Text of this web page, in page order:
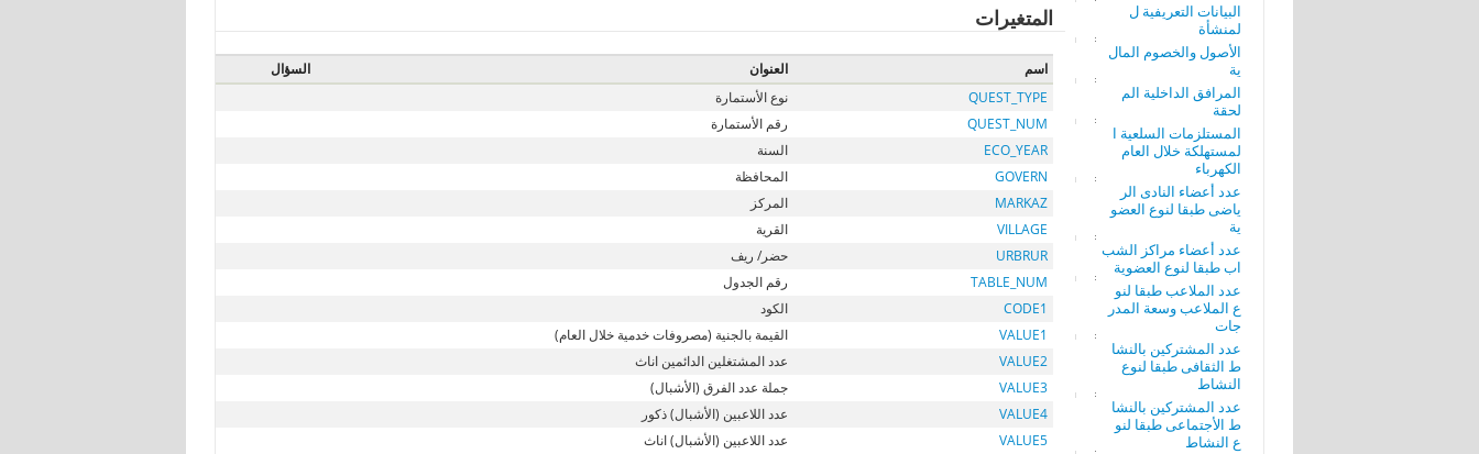
البيانات التعريفية ل
لمنشأة
الأصول والخصوم المال
ية
المرافق الداخلية الم
لحقة
المستلزمات السلعية ا
لمستهلكة خلال العام
الكهرباء
عدد أعضاء النادى الر
ياضى طبقا لنوع العضو
ية
عدد أعضاء مراكز الشب
اب طبقا لنوع العضوية
عدد الملاعب طبقا لنو
ع الملاعب وسعة المدر
جات
عدد المشتركين بالنشا
ط الثقافى طبقا لنوع
النشاط
عدد المشتركين بالنشا
ط الأجتماعى طبقا لنو
ع النشاط
المتغيرات
اسم العنوان
السؤال
QUEST_TYPE
نوع الأستمارة
QUEST_NUM
رقم الأستمارة
ECO_YEAR
السنة
GOVERN
المحافظة
MARKAZ
المركز
VILLAGE
القرية
URBRUR
حضر/ ريف
TABLE_NUM
رقم الجدول
CODE1
الكود
VALUE1
القيمة بالجنية (مصروفات خدمية خلال العام)
VALUE2
عدد المشتغلين الدائمين اناث
VALUE3
جملة عدد الفرق (الأشبال)
VALUE4
عدد اللاعبين (الأشبال) ذكور
VALUE5
عدد اللاعبين (الأشبال) اناث